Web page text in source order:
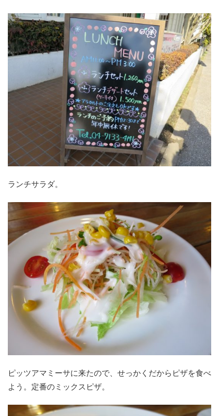
ランチサラダ。
ピッツアマミーサに来たので、せっかくだからピザを食べ
よう。定番のミックスピザ。